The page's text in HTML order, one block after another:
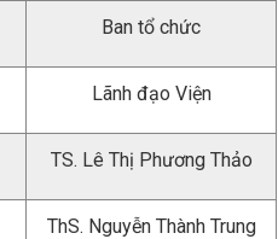
Ban tổ chức
Lãnh đạo Viện
TS. Lê Thị Phương Thảo
ThS. Nguyễn Thành Trung